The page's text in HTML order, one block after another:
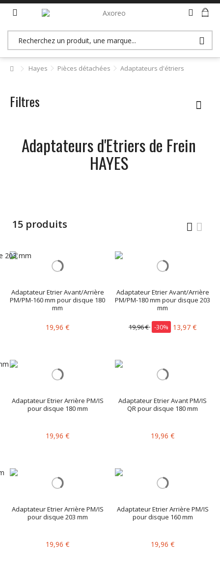
>> Accès revendeurs (B2B)
Hayes Pièces détachées Adaptateurs d'étriers
Filtres
Adaptateurs d'Etriers de Frein
HAYES
15 produits
Adaptateur Etrier Avant/Arrière
PM/PM-160 mm pour disque 180
mm
19,96 €
Adaptateur Etrier Avant/Arrière
PM/PM-180 mm pour disque 203
mm
19,96 € -30% 13,97 €
Adaptateur Etrier Arrière PM/IS
pour disque 180 mm
19,96 €
Adaptateur Etrier Avant PM/IS
QR pour disque 180 mm
19,96 €
Adaptateur Etrier Arrière PM/IS
pour disque 203 mm
19,96 €
Adaptateur Etrier Arrière PM/IS
pour disque 160 mm
19,96 €